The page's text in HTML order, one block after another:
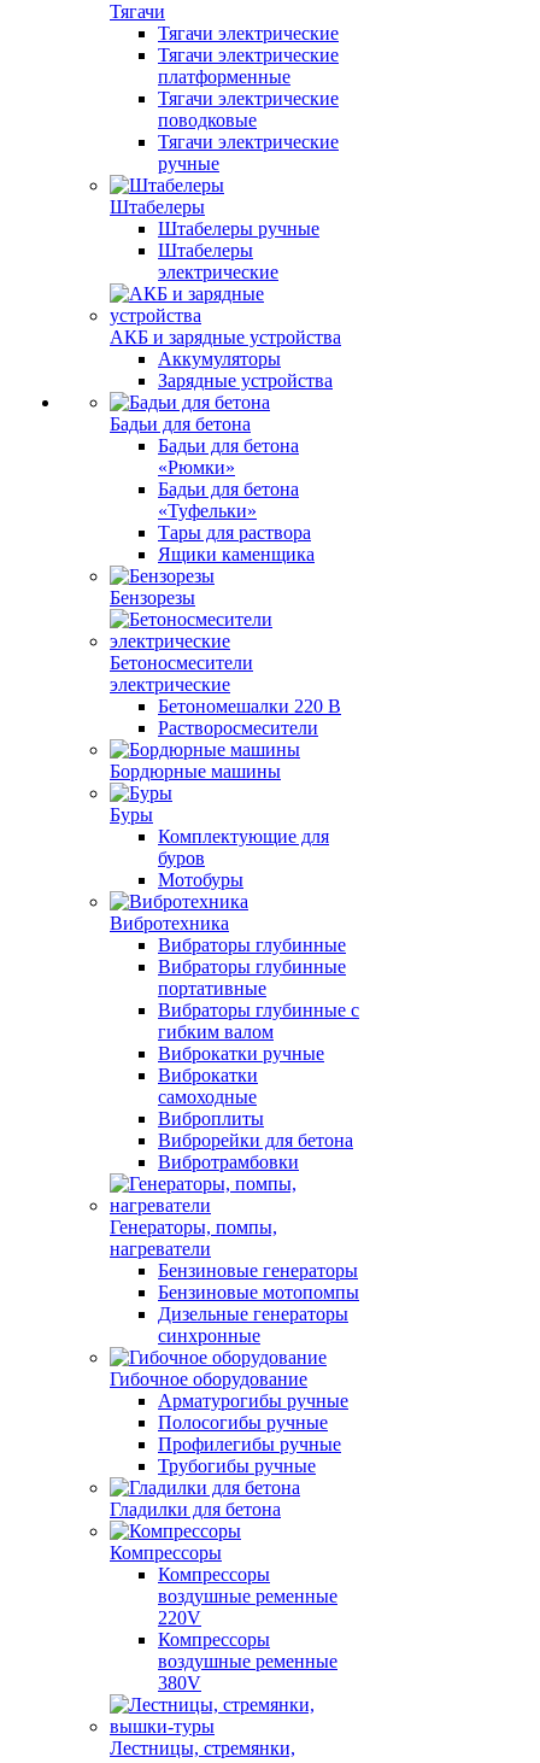
Тягачи
Тягачи электрические
Тягачи электрические
платформенные
Тягачи электрические
поводковые
Тягачи электрические
ручные
Штабелеры
Штабелеры ручные
Штабелеры
электрические
АКБ и зарядные устройства
Аккумуляторы
Зарядные устройства
Бадьи для бетона
Бадьи для бетона
«Рюмки»
Бадьи для бетона
«Туфельки»
Тары для раствора
Ящики каменщика
Бензорезы
Бетоносмесители
электрические
Бетономешалки 220 В
Растворосмесители
Бордюрные машины
Буры
Комплектующие для
буров
Мотобуры
Вибротехника
Вибраторы глубинные
Вибраторы глубинные
портативные
Вибраторы глубинные с
гибким валом
Виброкатки ручные
Виброкатки
самоходные
Виброплиты
Виброрейки для бетона
Вибротрамбовки
Генераторы, помпы,
нагреватели
Бензиновые генераторы
Бензиновые мотопомпы
Дизельные генераторы
синхронные
Гибочное оборудование
Арматурогибы ручные
Полосогибы ручные
Профилегибы ручные
Трубогибы ручные
Гладилки для бетона
Компрессоры
Компрессоры
воздушные ременные
220V
Компрессоры
воздушные ременные
380V
Лестницы, стремянки,